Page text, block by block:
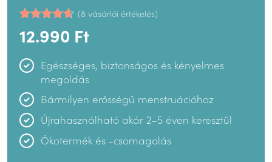
4.60az 5-
értékelés
alapján
(8vásárlói értékelés)
12.990 Ft
Egészséges, biztonságos és kényelmes
megoldás
Bármilyen erősségű menstruációhoz
Újrahasználható akár 2–5 éven keresztül
Ökotermék és -csomagolás